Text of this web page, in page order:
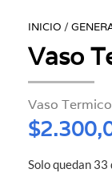
INICIO /
Vaso
Vaso
$
Solo quedan 33